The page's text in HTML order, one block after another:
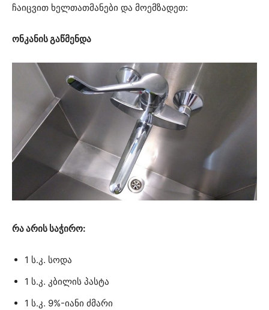
ჩაიცვით ხელთათმანები და მოემზადეთ:
ონკანის გაწმენდა
რა არის საჭირო:
1 ს.კ. სოდა
1 ს.კ. კბილის პასტა
1 ს.კ. 9%-იანი ძმარი